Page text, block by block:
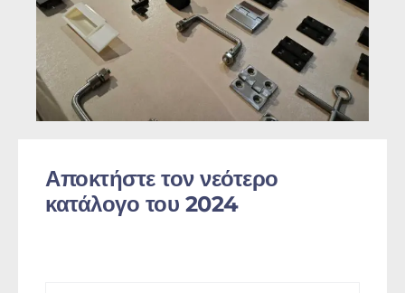
Αποκτήστε τον νεότερο
κατάλογο του 2024